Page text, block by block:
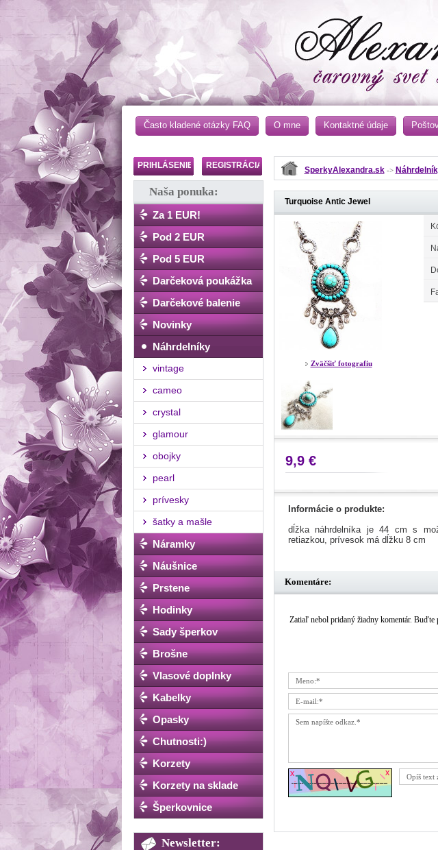
Často kladené otázky FAQ O mne Kontaktné údaje
PRIHLÁSENIE REGISTRÁCIA
Naša ponuka:
Za 1 EUR!
Pod 2 EUR
Pod 5 EUR
Darčeková poukážka
Darčekové balenie
Novinky
Náhrdelníky
vintage
cameo
crystal
glamour
obojky
pearl
prívesky
šatky a mašle
Náramky
Náušnice
Prstene
Hodinky
Sady šperkov
Brošne
Vlasové doplnky
Kabelky
Opasky
Chutnosti:)
Korzety
Korzety na sklade
Šperkovnice
Newsletter:
SperkyAlexandra.sk->
Turquoise Antic Jewel
Zväčšiť fotografiu
9,9 €
Informácie o produkte:
dĺžka náhrdelníka je 44 cm s
retiazkou, prívesok má dĺžku 8 cm
Komentáre:
Zatiaľ nebol pridaný žiadny komentár.